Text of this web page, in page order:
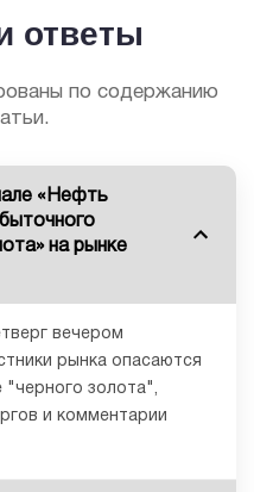
ответы
по содержанию
«Нефть
на рынке
вечером
рынка опасаются
"черного золота",
и комментарии